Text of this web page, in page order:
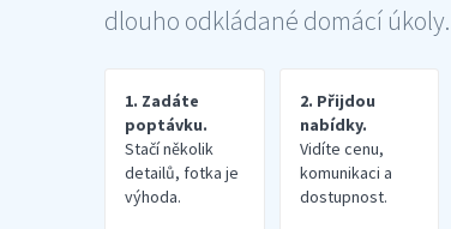
dlouho odkládané domácí úkoly.
1. Zadáte
poptávku.
Stačí několik
detailů, fotka je
výhoda.
2. Přijdou
nabídky.
Vidíte cenu,
komunikaci a
dostupnost.